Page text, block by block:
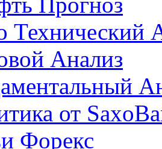
Технический
Анализ
от
Форекс